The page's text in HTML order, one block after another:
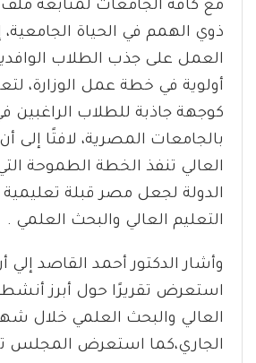
مع كافة الجامعات لمتابعة
ذوي الهمم في الحياة
العمل على جذب الطلاب
أولوية في خطة عمل الوزارة،
كوجهة جاذبة للطلاب الراغبين
بالجامعات المصرية، لافتًا إلى
العالي تنفذ الخطة الطموحة
الدولة لجعل مصر قبلة
التعليم العالي والبحث العلمي .
وأشار الدكتور أحمد القاصد
استعرض تقريرًا حول أبرز أنشطة
العالي والبحث العلمي خلال
الجاري،كما استعرض المجلس